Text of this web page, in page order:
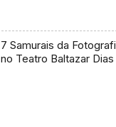
7 Samurais da
no Teatro Baltazar Dias